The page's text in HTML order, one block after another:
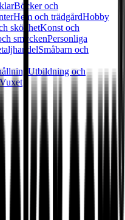
Böcker och
Hem och trädgårdHobby
skönhetKonst och
smyckenPersonliga
Småbarn och
Utbildning och
Vuxet